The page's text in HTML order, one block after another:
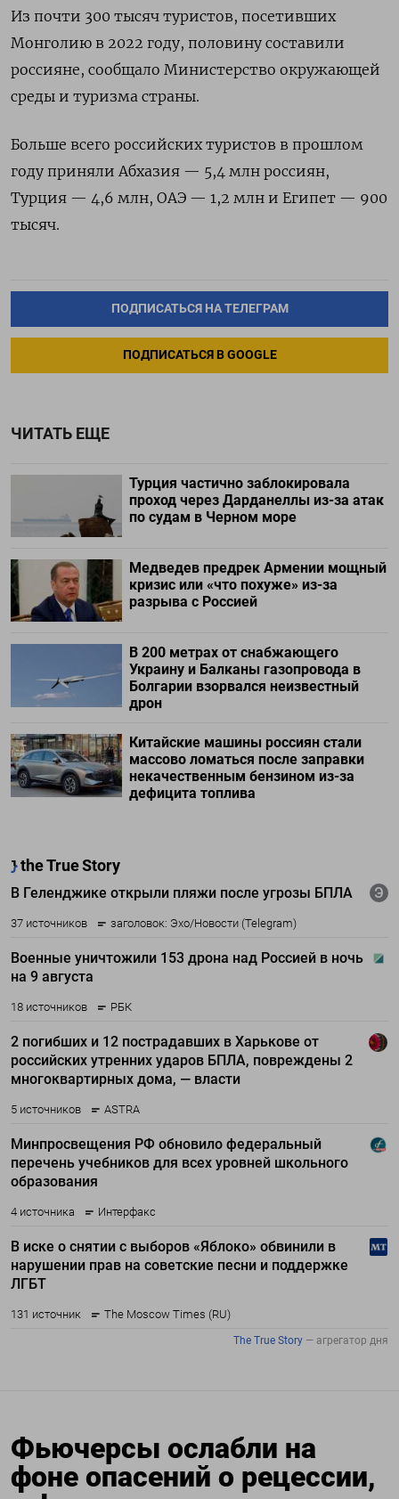
Из почти 300 тысяч туристов, посетивших
Монголию в 2022 году, половину составили
россияне, сообщало Министерство окружающей
среды и туризма страны.
Больше всего российских туристов в прошлом
году приняли Абхазия — 5,4 млн россиян,
Турция — 4,6 млн, ОАЭ — 1,2 млн и Египет — 900
тысяч.
ПОДПИСАТЬСЯ НА ТЕЛЕГРАМ
ПОДПИСАТЬСЯ В GOOGLE
ЧИТАТЬ ЕЩЕ
Турция частично заблокировала
проход через Дарданеллы из-за атак
по судам в Черном море
Медведев предрек Армении мощный
кризис или «что похуже» из-за
разрыва с Россией
В 200 метрах от снабжающего
Украину и Балканы газопровода в
Болгарии взорвался неизвестный
дрон
Китайские машины россиян стали
массово ломаться после заправки
некачественным бензином из-за
дефицита топлива
Фьючерсы ослабли на
фоне опасений о рецессии,